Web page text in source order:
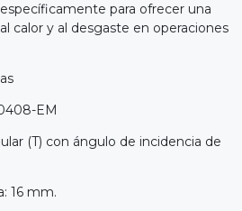
específicamente para ofrecer una
calor y al desgaste en operaciones
EM
(T) con ángulo de incidencia de
16 mm.